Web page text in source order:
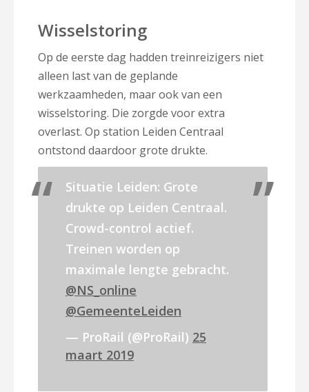
Wisselstoring
Op de eerste dag hadden treinreizigers niet
alleen last van de geplande
werkzaamheden, maar ook van een
wisselstoring. Die zorgde voor extra
overlast. Op station Leiden Centraal
ontstond daardoor grote drukte.
Situatie Leiden: Grote
drukte op Leiden Centraal.
Crowd-control actief.
Treinen worden op
maximale lengte gebracht.
@NS_online
@GemeenteLeiden
— ProRail (@ProRail) 25
maart 2019